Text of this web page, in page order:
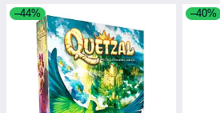
–44% –40%